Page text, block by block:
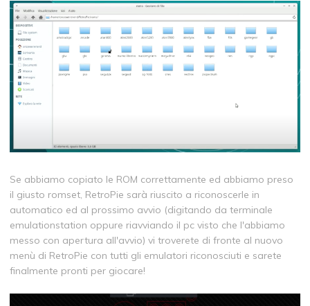
Se abbiamo copiato le ROM correttamente ed abbiamo preso
il giusto romset, RetroPie sarà riuscito a riconoscerle in
automatico ed al prossimo avvio (digitando da terminale
emulationstation oppure riavviando il pc visto che l'abbiamo
messo con apertura all'avvio) vi troverete di fronte al nuovo
menù di RetroPie con tutti gli emulatori riconosciuti e sarete
finalmente pronti per giocare!